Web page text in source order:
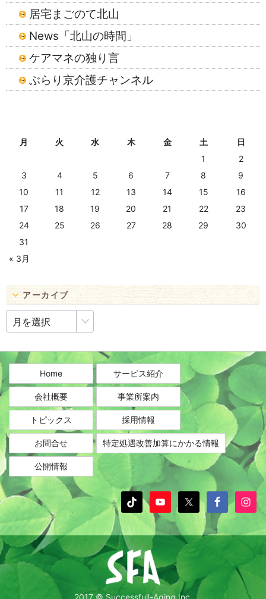
居宅まごのて北山
News「北山の時間」
ケアマネの独り言
ぶらり京介護チャンネル
月 火 水 木 金 土
日
1
2
3
4 5 6 7 8
9
10
11 12 13 14 15
16
17
18 19 20 21 22
23
24
25 26 27 28 29
30
31
« 3月
アーカイブ
ア
ー
カ
ブ
Home
サービス紹介
会社概要 事業所案内
トピックス 採用情報
お問合せ 特定処遇改善加算にかかる情報
公開情報
2017 © Successfull-Aging Inc.